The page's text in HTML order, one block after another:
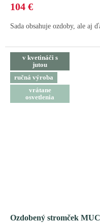
104 €
Sada obsahuje ozdoby, ale aj
v kvetináči s
jutou
ručná výroba
vrátane
osvetlenia
Ozdobený stromček